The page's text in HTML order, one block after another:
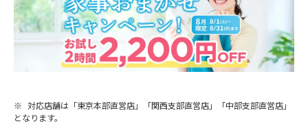
※ 対応店舗は「東京本部直営店」「関西支部直営店」「中部支部直営店」
となります。